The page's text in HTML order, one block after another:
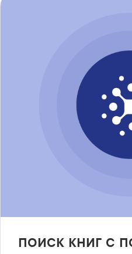
поиск книг с